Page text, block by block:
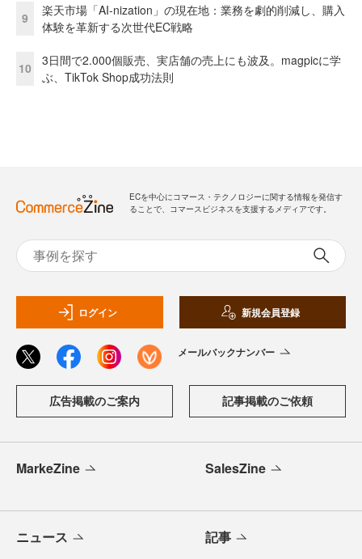
9
楽天市場「AI-nization」の現在地：業務を劇的削減し、購入
体験を革新する次世代EC戦略
10
3日間で2.000個販売、実店舗の売上にも波及。magpicに学
ぶ、TikTok Shop成功法則
ECを中心にコマース・テクノロジーに関する情報を発信す
ることで、コマースビジネスを支援するメディアです。
ログイン 新規会員登録
メールバックナンバー
広告掲載のご案内 記事掲載のご依頼
MarkeZine SalesZine
ニュース 記事